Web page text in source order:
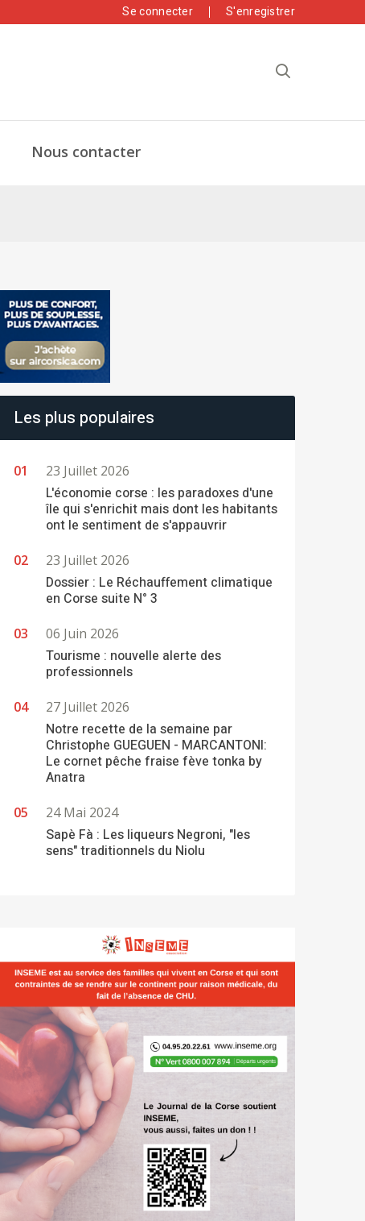
Se connecter S'enregistrer
Nous contacter
Les plus populaires
23 Juillet 2026
L'économie corse : les paradoxes d'une
île qui s'enrichit mais dont les habitants
ont le sentiment de s'appauvrir
23 Juillet 2026
Dossier : Le Réchauffement climatique
en Corse suite N° 3
06 Juin 2026
Tourisme : nouvelle alerte des
professionnels
27 Juillet 2026
Notre recette de la semaine par
Christophe GUEGUEN - MARCANTONI:
Le cornet pêche fraise fève tonka by
Anatra
24 Mai 2024
Sapè Fà : Les liqueurs Negroni, "les
sens" traditionnels du Niolu